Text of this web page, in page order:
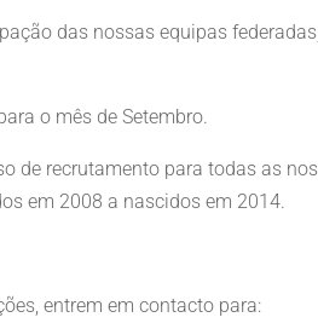
das nossas equipas
o mês de Setembro.
de recrutamento para todas as
em 2008 a nascidos em 2014.
entrem em contacto para: